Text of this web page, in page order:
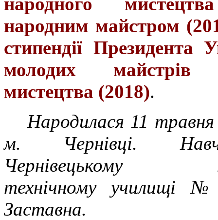
народним майстром
стипендії Президента
молодих майстрів
мистецтва (2018).
Народилася 11
м. Чернівці.
Чернівецькому
технічному училищі
Заставна.